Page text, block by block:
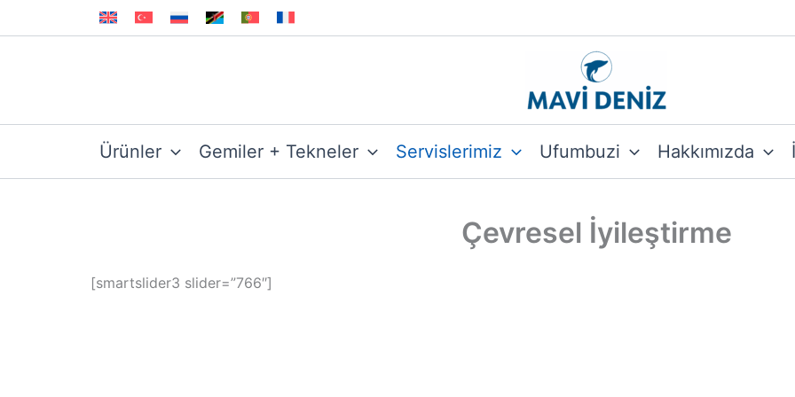
atla
Ürünler Gemiler + Tekneler Servislerimiz Ufumbuzi Hakkımızda
Çevresel İyileştirme
[smartslider3 slider=”766″]